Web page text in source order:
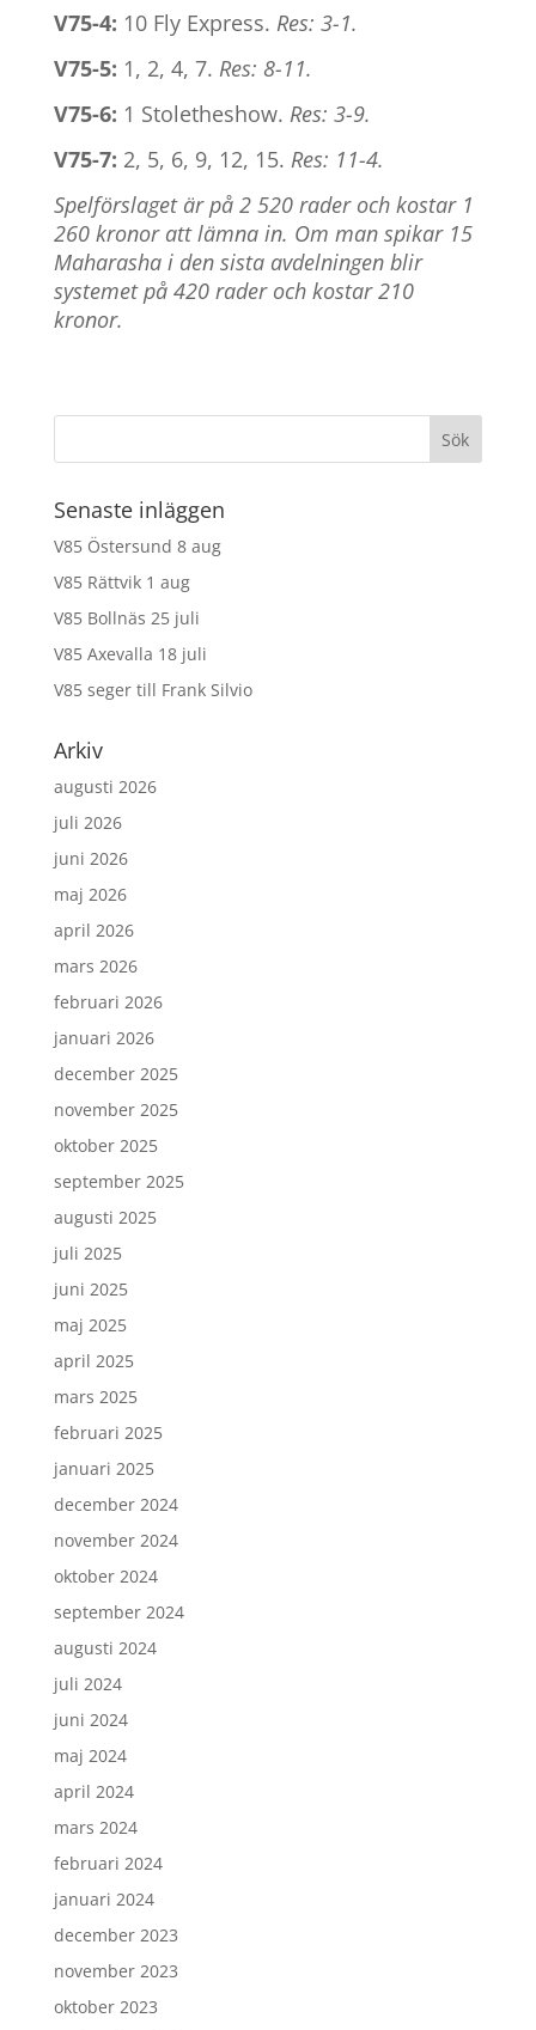
V75-4: 10 Fly Express. Res: 3-1.
V75-5: 1, 2, 4, 7. Res: 8-11.
V75-6: 1 Stoletheshow. Res: 3-9.
V75-7: 2, 5, 6, 9, 12, 15. Res: 11-4.
Spelförslaget är på 2 520 rader och kostar 1
260 kronor att lämna in. Om man spikar 15
Maharasha i den sista avdelningen blir
systemet på 420 rader och kostar 210
kronor.
Senaste inläggen
V85 Östersund 8 aug
V85 Rättvik 1 aug
V85 Bollnäs 25 juli
V85 Axevalla 18 juli
V85 seger till Frank Silvio
Arkiv
augusti 2026
juli 2026
juni 2026
maj 2026
april 2026
mars 2026
februari 2026
januari 2026
december 2025
november 2025
oktober 2025
september 2025
augusti 2025
juli 2025
juni 2025
maj 2025
april 2025
mars 2025
februari 2025
januari 2025
december 2024
november 2024
oktober 2024
september 2024
augusti 2024
juli 2024
juni 2024
maj 2024
april 2024
mars 2024
februari 2024
januari 2024
december 2023
november 2023
oktober 2023